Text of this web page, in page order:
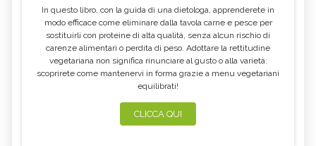
PERCARBONATO DEEP SEA MINING
CASETTE DELLE STELLE
JANE FONDA GREENPEACE
WOMEN EMPOWERMENT
PANNELI SOLARI
In questo libro, con la guida di una dietologa, apprenderete in
modo efficace come eliminare dalla tavola carne e pesce per
sostituirli con proteine di alta qualità, senza alcun rischio di
carenze alimentari o perdita di peso. Adottare la rettitudine
vegetariana non significa rinunciare al gusto o alla varietà:
scoprirete come mantenervi in forma grazie a menu vegetariani
equilibrati!
CLICCA QUI